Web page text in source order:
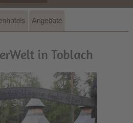
Angebote
in Toblach